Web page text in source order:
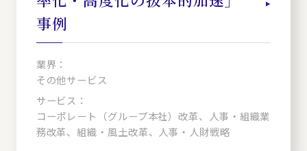
事例
業界：
その他サービス
サービス：
コーポレート（グループ本社）改革、人事・組織業
務改革、組織・風土改革、人事・人財戦略